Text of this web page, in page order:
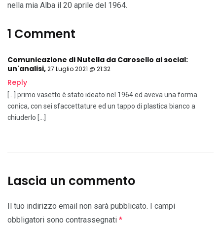
nella mia Alba il 20 aprile del 1964.
1 Comment
Comunicazione di Nutella da Carosello ai social:
un'analisi,27 Luglio 2021 @ 21:32
Reply
[…] primo vasetto è stato ideato nel 1964 ed aveva una forma
conica, con sei sfaccettature ed un tappo di plastica bianco a
chiuderlo […]
Lascia un commento
Il tuo indirizzo email non sarà pubblicato. I campi
obbligatori sono contrassegnati *